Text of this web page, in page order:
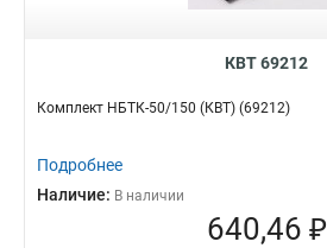
КВТ 69212
Комплект НБТК-50/150 (КВТ) (69212)
Подробнее
Наличие: В наличии
640,46 ₽